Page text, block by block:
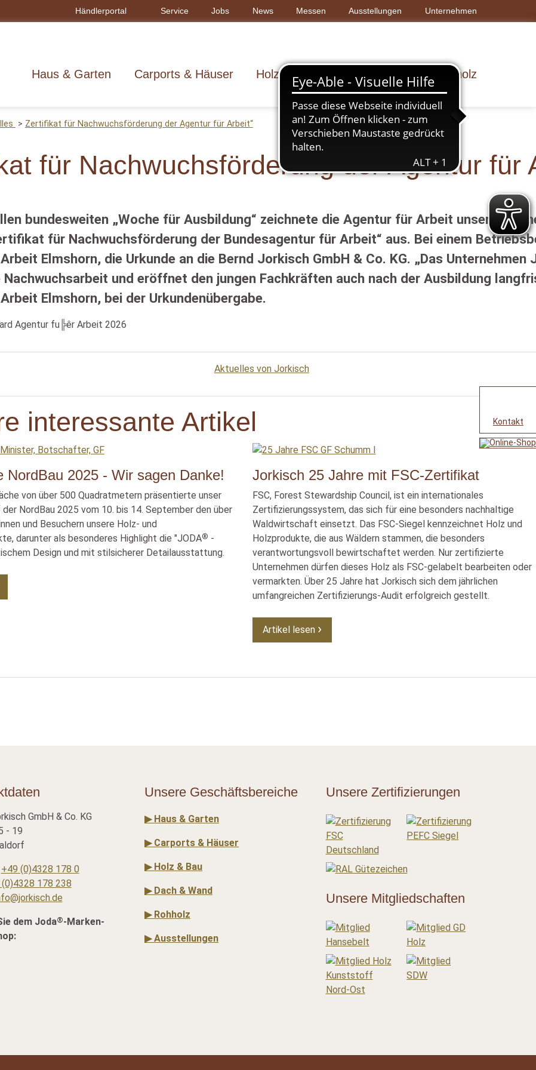
Händlerportal Service Jobs News Messen Ausstellungen Unternehmen
Haus & Garten Carports & Häuser Holz & Bau Dach & Wand Rohholz
Kontakt
Zertifikat für Nachwuchsförderung der Agentur für Arbeit“
für Nachwuchsförderung der Agentur für
bundesweiten „Woche für Ausbildung“ zeichnete die Agentur für Arbeit unser
für Nachwuchsförderung der Bundesagentur für Arbeit“ aus. Bei einem
Elmshorn, die Urkunde an die Bernd Jorkisch GmbH & Co. KG. „Das
und eröffnet den jungen Fachkräften auch nach der Ausbildung
Elmshorn, bei der Urkundenübergabe.
Aktuelles von Jorkisch
interessante Artikel
NordBau 2025 - Wir sagen Danke!
von über 500 Quadratmetern präsentierte unser
NordBau 2025 vom 10. bis 14. September den über
und Besuchern unsere Holz- und
darunter als besonderes Highlight die "JODA® -
Design und mit stilsicherer Detailausstattung.
Jorkisch 25 Jahre mit FSC-Zertifikat
FSC, Forest Stewardship Council, ist ein internationales
Zertifizierungssystem, das sich für eine besonders nachhaltige
Waldwirtschaft einsetzt. Das FSC-Siegel kennzeichnet Holz und
Holzprodukte, die aus Wäldern stammen, die besonders
verantwortungsvoll bewirtschaftet werden. Nur zertifizierte
Unternehmen dürfen dieses Holz als FSC-gelabelt bearbeiten oder
vermarkten. Über 25 Jahre hat Jorkisch sich dem jährlichen
umfangreichen Zertifizierungs-Audit erfolgreich gestellt.
Artikel lesen
GmbH & Co. KG
- 19
+49 (0)4328 178 0
178 238
dem Joda®-Marken-
Unsere Geschäftsbereiche
▶ Haus & Garten
▶ Carports & Häuser
▶ Holz & Bau
▶ Dach & Wand
▶ Rohholz
▶ Ausstellungen
Unsere Zertifizierungen
Unsere Mitgliedschaften